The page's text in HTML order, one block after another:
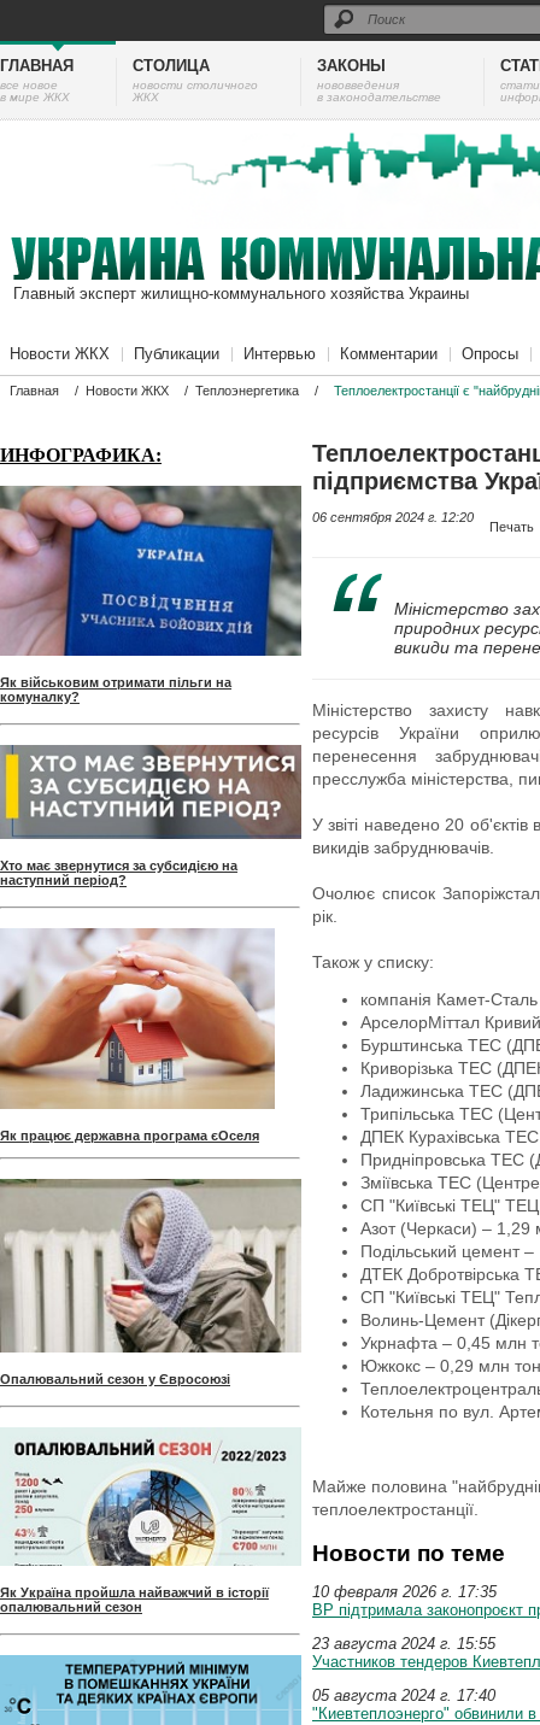
ГЛАВНАЯ
все новое
в мире ЖКХ
СТОЛИЦА
новости столичного
ЖКХ
ЗАКОНЫ
нововведения
в законодательстве
Главный эксперт жилищно-коммунального хозяйства Украины
Новости ЖКХ Публикации Интервью Комментарии Опросы
Главная / Новости ЖКХ / Теплоэнергетика / Теплоелектростанції є
ИНФОГРАФИКА:
Як військовим отримати пільги на
комуналку?
Хто має звернутися за субсидією на
наступний період?
Як працює державна програма єОселя
Опалювальний сезон у Євросоюзі
Як Україна пройшла найважчий в історії
опалювальний сезон
підприємства
06 сентября 2024 г. 12:20
Печать
Міністерство
природних
викиди та
Міністерство захисту
ресурсів України
перенесення
пресслужба міністерства,
У звіті наведено 20
викидів забруднювачів.
Очолює список
рік.
Також у списку:
компанія Камет-
АрселорМіттал
Бурштинська ТЕС
Криворізька ТЕС
Ладижинська ТЕС
Трипільська ТЕС
ДПЕК Курахівська
Придніпровська ТЕС
Зміївська ТЕС
СП "Київські ТЕЦ"
Азот (Черкаси) – 1,29
Подільський цемент
ДТЕК Добротвірська
СП "Київські ТЕЦ"
Волинь-Цемент
Укрнафта – 0,45 млн
Южкокс – 0,29 млн
Котельня по вул.
Майже половина
теплоелектростанції.
Новости по теме
10 февраля 2026 г. 17:35
ВР підтримала законопроєкт
23 августа 2024 г. 15:55
Участников тендеров
05 августа 2024 г. 17:40
"Киевтеплоэнерго" обвинили